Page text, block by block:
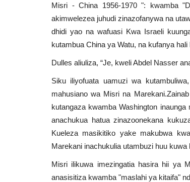
Misri - China 1956-1970 ": kwamba
akimwelezea juhudi zinazofanywa na
dhidi yao na wafuasi Kwa Israeli
kutambua China ya Watu, na kufanya
Dulles aliuliza, “Je, kweli Abdel Nasser
Siku iliyofuata uamuzi wa
mahusiano wa Misri na
kutangaza kwamba Washington
anachukua hatua zinazoonekana
Kueleza masikitiko yake makubwa
Marekani inachukulia utambuzi huu
Misri ilikuwa imezingatia hasira hii ya
anasisitiza kwamba "maslahi ya kitaifa"